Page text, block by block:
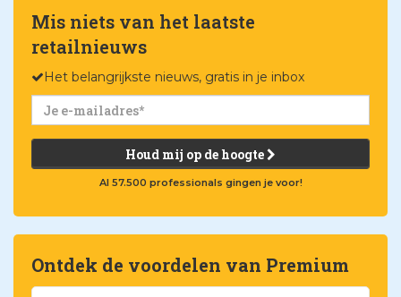
Mis niets van het laatste
retailnieuws
Het belangrijkste nieuws, gratis in je inbox
Houd mij op de hoogte
Al 57.500 professionals gingen je voor!
Ontdek de voordelen van Premium